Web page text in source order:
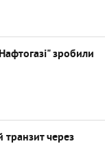
зробили
транзит через